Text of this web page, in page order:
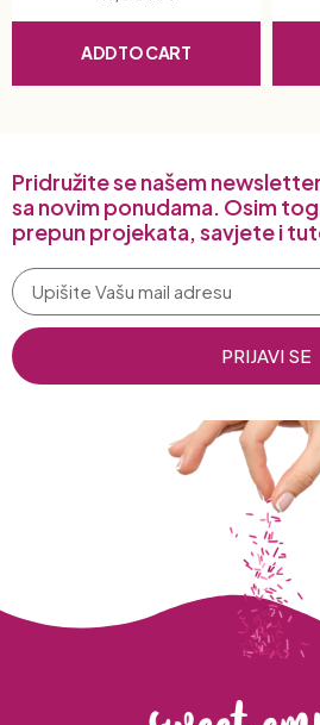
ADD TO CART
Pridružite se našem
sa novim ponudama. Osim
prepun projekata, savjete i
PRIJAVI SE